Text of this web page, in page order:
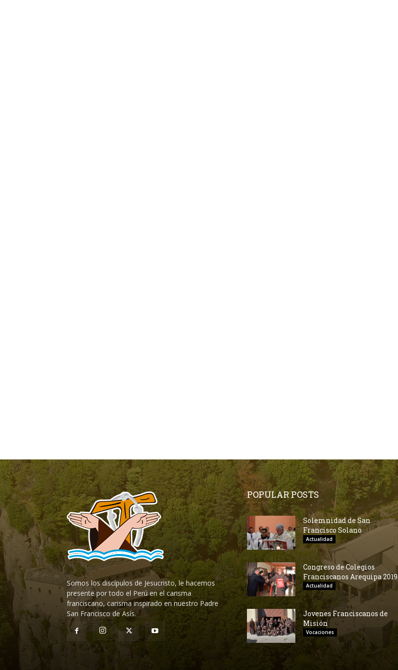
Somos los discípulos de Jesucristo, le hacemos
presente por todo el Perú en el carisma
franciscano, carisma inspirado en nuestro Padre
San Francisco de Asís.
POPULAR POSTS
Solemnidad de San
Francisco Solano
Actualidad
Congreso de Colegios
Franciscanos Arequipa 2019
Actualidad
Jovenes Franciscanos de
Misión
Vocaciones